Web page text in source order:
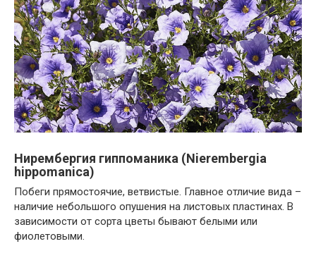
Нирембергия гиппоманика (Nierembergia
hippomanica)
Побеги прямостоячие, ветвистые. Главное отличие вида –
наличие небольшого опушения на листовых пластинах. В
зависимости от сорта цветы бывают белыми или
фиолетовыми.